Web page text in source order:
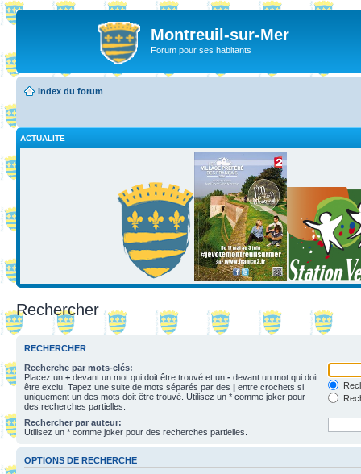
Montreuil-sur-Mer
Forum pour ses habitants
Index du forum
ACTUALITE
Rechercher
RECHERCHER
Recherche par mots-clés:
Placez un + devant un mot qui doit être trouvé et un - devant un mot qui doit
être exclu. Tapez une suite de mots séparés par des | entre crochets si
uniquement un des mots doit être trouvé. Utilisez un * comme joker pour
des recherches partielles.
Rechercher par auteur:
Utilisez un * comme joker pour des recherches partielles.
OPTIONS DE RECHERCHE